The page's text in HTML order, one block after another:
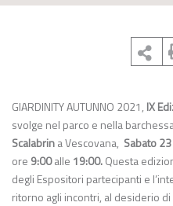
GIARDINITY AUTUNNO 2021, IX
svolge nel parco e nella
Scalabrina Vescovana, Sabato 23
ore 9:00alle 19:00.Questa
degli Espositori partecipanti e
ritorno agli incontri, al desiderio